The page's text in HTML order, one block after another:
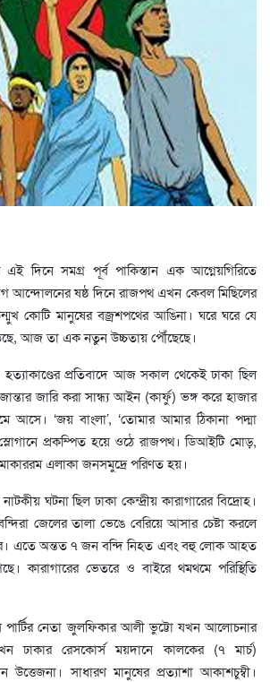
দিনে সমগ্র পূর্ব পাকিস্তান এক আগ্নেয়গিরিতে
আন্দোলনের ষষ্ঠ দিনে রাজপথ এখন কেবল মিছিলের
কোটি মানুষের বজ্রশপথের আঙিনা। ঘরে ঘরে যে
আজ তা এক নতুন উচ্চতায় পৌঁছেছে।
প্রতিবাদে আজ সকাল থেকেই ঢাকা ছিল
জারি করা সান্ধ্য আইন (কার্ফু) ভঙ্গ করে হাজার
আসে। ‘জয় বাংলা’, ‘তোমার আমার ঠিকানা পদ্মা
প্রকম্পিত হয়ে ওঠে রাজপথ। ডিআইটি মোড়,
এলাকা জনসমুদ্রে পরিণত হয়।
ঘটনা ছিল ঢাকা কেন্দ্রীয় কারাগারের বিদ্রোহ।
জেলের তালা ভেঙে বেরিয়ে আসার চেষ্টা করলে
এতে অন্তত ৭ জন বন্দি নিহত এবং বহু লোক আহত
কারাগারের ভেতরে ও বাইরে থমথমে পরিস্থিতি
পার্টির নেতা জুলফিকার আলী ভুট্টো যখন আলোচনার
ঢাকার রেসকোর্স ময়দানে কালকের (৭ মার্চ)
উত্তেজনা। সাধারণ মানুষের প্রত্যাশা আকাশচুম্বী।